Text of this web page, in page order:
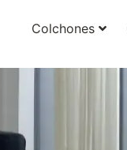
Colchones